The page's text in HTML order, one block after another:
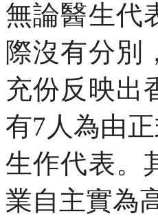
無論醫生代
際沒有分別
充份反映出
有7 人為由
生作代表。
業自主實為